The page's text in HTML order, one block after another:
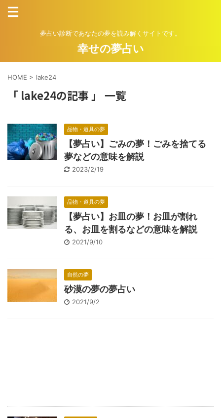
夢占い診断であなたの夢を読み解くサイトです。
幸せの夢占い
HOME > lake24
「 lake24の記事 」 一覧
品物・道具の夢
【夢占い】ごみの夢！ごみを捨てる
夢などの意味を解説
2023/2/19
品物・道具の夢
【夢占い】お皿の夢！お皿が割れ
る、お皿を割るなどの意味を解説
2021/9/10
自然の夢
砂漠の夢の夢占い
2021/9/2